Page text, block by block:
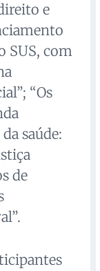
e
SUS, com
“Os
saúde:
de